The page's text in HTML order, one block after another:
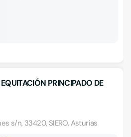
PRINCIPADO DE
s/n, 33420, SIERO, Asturias